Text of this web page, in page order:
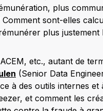
plus
sont-elles
plus justement
etc., autant de
(Senior Data
à des outils internes et
et comment les